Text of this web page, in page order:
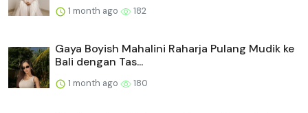
1 month ago 182
Gaya Boyish Mahalini Raharja Pulang Mudik ke
Bali dengan Tas...
1 month ago 180